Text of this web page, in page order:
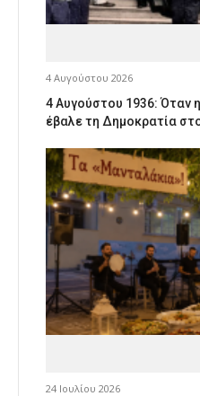
4 Αυγούστου 2026
4 Αυγούστου 1936: Όταν
έβαλε τη Δημοκρατία
24 Ιουλίου 2026